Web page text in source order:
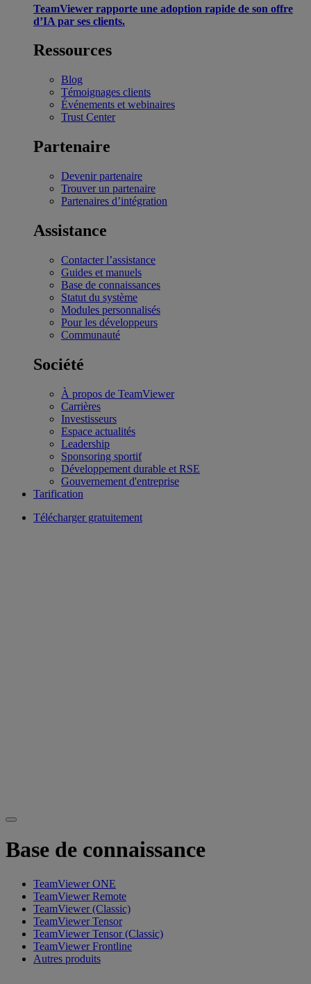
TeamViewer rapporte une adoption rapide de son offre
d’IA par ses clients.
Ressources
Blog
Témoignages clients
Événements et webinaires
Trust Center
Partenaire
Devenir partenaire
Trouver un partenaire
Partenaires d’intégration
Assistance
Contacter l’assistance
Guides et manuels
Base de connaissances
Statut du système
Modules personnalisés
Pour les développeurs
Communauté
Société
À propos de TeamViewer
Carrières
Investisseurs
Espace actualités
Leadership
Sponsoring sportif
Développement durable et RSE
Gouvernement d'entreprise
Tarification
Télécharger gratuitement
Base de connaissance
TeamViewer ONE
TeamViewer Remote
TeamViewer (Classic)
TeamViewer Tensor
TeamViewer Tensor (Classic)
TeamViewer Frontline
Autres produits